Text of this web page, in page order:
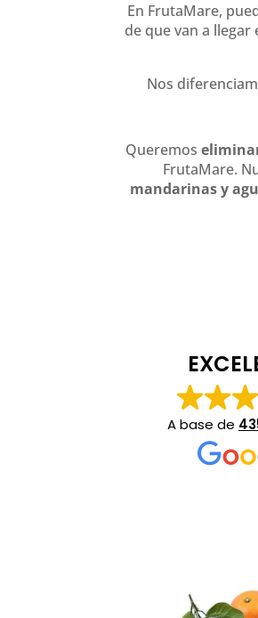
En FrutaMare,
de que van a
Nos
Queremos
FrutaMare.
mandarinas y
A base de